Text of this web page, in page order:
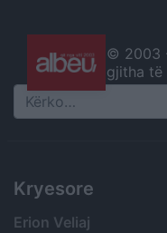
© 2003
gjitha të
Search
Kryesore
Erion Veliaj